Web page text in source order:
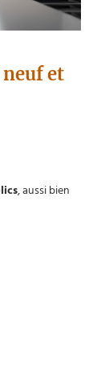
et
, aussi bien